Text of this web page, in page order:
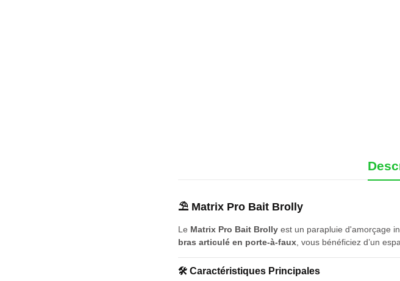
⛱️ Matrix Pro Bait Brolly
Le Matrix Pro Bait Brolly est un parapluie d'amorçage
bras articulé en porte-à-faux , vous bénéficiez d’un
🛠️ Caractéristiques Principales